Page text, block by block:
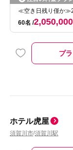
≪空き日残り僅か
60名 2,050,000
プ
ホテル虎屋
須賀川市/須賀川駅